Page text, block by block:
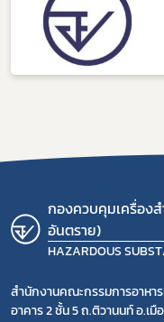
กองควบคุมเครื่อง
อันตราย)
HAZARDOUS
สำนักงานคณะกรรมการอาหา
อาคาร 2 ชั้น 5 ถ.ติวานนท์ อ.เ